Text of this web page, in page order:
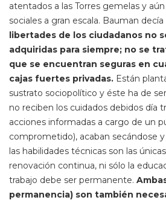
atentados a las Torres gemelas y
sociales a gran escala. Bauman
libertades de los ciudadanos no
adquiridas para siempre; no se
que se encuentran seguras en
cajas fuertes privadas. Están
sustrato sociopolítico y éste ha de
no reciben los cuidados debidos día
acciones informadas a cargo de un
comprometido), acaban secándose
las habilidades técnicas son las
renovación continua, ni sólo la
trabajo debe ser permanente.
permanencia) son también